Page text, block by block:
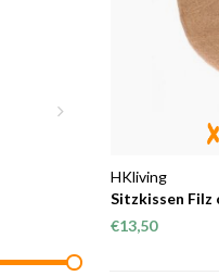
HKliving
Sitzkissen Filz
€13,50